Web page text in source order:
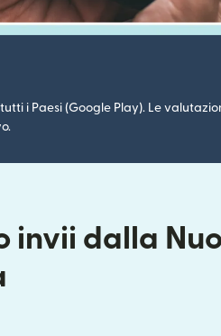
i Paesi (Google Play). Le
invii dalla